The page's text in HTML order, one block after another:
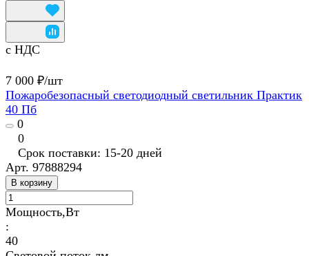
с НДС
7 000 ₽/шт
Пожаробезопасный светодиодный светильник Практик
40 Пб
0
0
Срок поставки: 15-20 дней
Арт. 97888294
В корзину
Мощность,Вт
:
40